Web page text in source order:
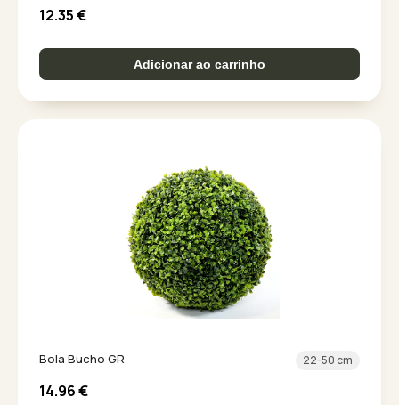
12.35€
Adicionar ao carrinho
Bola Bucho GR 22-50 cm
14.96€